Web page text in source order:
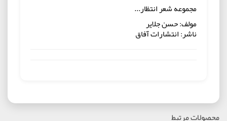
مجموعه شعر انتظار...
مولف: حسن جلایر
ناشر: انتشارات آفاق
محصولات مرتبط